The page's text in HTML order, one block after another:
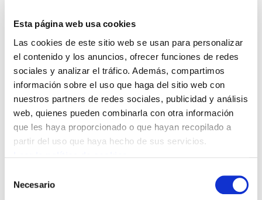
Esta página web usa cookies
Las cookies de este sitio web se usan para personalizar
el contenido y los anuncios, ofrecer funciones de redes
sociales y analizar el tráfico. Además, compartimos
información sobre el uso que haga del sitio web con
nuestros partners de redes sociales, publicidad y análisis
web, quienes pueden combinarla con otra información
que les haya proporcionado o que hayan recopilado a
partir del uso que haya hecho de sus servicios.
Necesario
negociación que englobe a todas las
administraciones vascas, con la única
intención de homologar a la baja las
condiciones laborales. Esta intención
obedece a que las condiciones laborales en
el ámbito del gobierno son muy inferiores a
las de Diputaciones y Entidades locales.
reconozca y garantice el derecho efectivo y
real a la negociación colectiva, sin